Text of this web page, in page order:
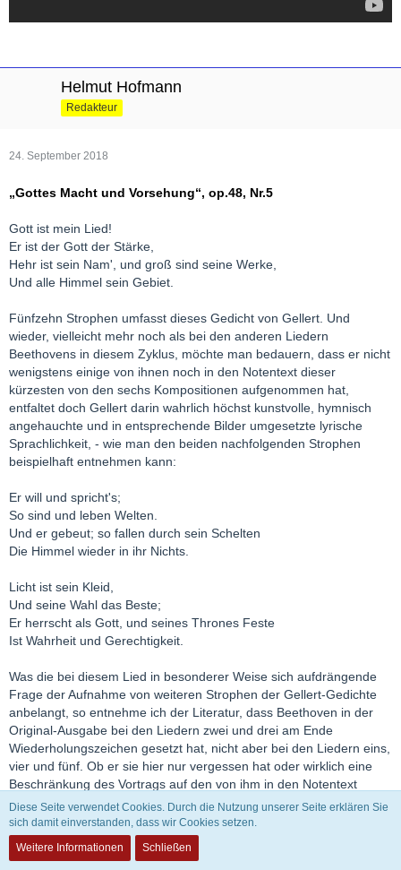
Helmut Hofmann
Redakteur
24. September 2018
„Gottes Macht und Vorsehung“, op.48, Nr.5
Gott ist mein Lied!
Er ist der Gott der Stärke,
Hehr ist sein Nam', und groß sind seine Werke,
Und alle Himmel sein Gebiet.
Fünfzehn Strophen umfasst dieses Gedicht von Gellert. Und
wieder, vielleicht mehr noch als bei den anderen Liedern
Beethovens in diesem Zyklus, möchte man bedauern, dass er nicht
wenigstens einige von ihnen noch in den Notentext dieser
kürzesten von den sechs Kompositionen aufgenommen hat,
entfaltet doch Gellert darin wahrlich höchst kunstvolle, hymnisch
angehauchte und in entsprechende Bilder umgesetzte lyrische
Sprachlichkeit, - wie man den beiden nachfolgenden Strophen
beispielhaft entnehmen kann:
Er will und spricht's;
So sind und leben Welten.
Und er gebeut; so fallen durch sein Schelten
Die Himmel wieder in ihr Nichts.
Licht ist sein Kleid,
Und seine Wahl das Beste;
Er herrscht als Gott, und seines Thrones Feste
Ist Wahrheit und Gerechtigkeit.
Was die bei diesem Lied in besonderer Weise sich aufdrängende
Frage der Aufnahme von weiteren Strophen der Gellert-Gedichte
anbelangt, so entnehme ich der Literatur, dass Beethoven in der
Original-Ausgabe bei den Liedern zwei und drei am Ende
Wiederholungszeichen gesetzt hat, nicht aber bei den Liedern eins,
vier und fünf. Ob er sie hier nur vergessen hat oder wirklich eine
Beschränkung des Vortrags auf den von ihm in den Notentext
aufgenommenen lyrischen Text wollte, lässt sich nicht klären.
Seine Liedmusik hat hier freilich, ganz gewiss aus der Kenntnis
aller Strophen hervorgehend, den lyrisch-sprachlichen Geist von
Gellerts Gedicht auf den Punkt getroffen. Die lyrischen Bilder
Diese Seite verwendet Cookies. Durch die Nutzung unserer Seite erklären Sie
sich damit einverstanden, dass wir Cookies setzen.
Weitere Informationen
Schließen